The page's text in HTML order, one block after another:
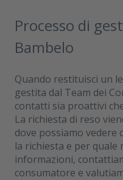
Processo di
Bambelo
Quando restituisci un
gestita dal Team dei
contatti sia proattivi
La richiesta di reso
dove possiamo
la richiesta e per quale
informazioni,
consumatore e